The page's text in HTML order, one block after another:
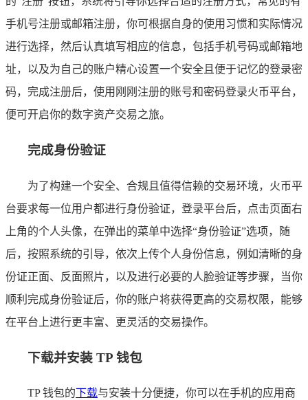
手机号注册或邮箱注册，你可根据自身的使用习惯和实际情况
进行选择，然后认真填写相应的信息，包括手机号码或邮箱地
址，以及为自己的账户精心设置一个安全且便于记忆的登录密
码，完成注册后，使用刚刚注册的账号和密码登录火币平台，
便可开启你的数字资产交易之旅。
完成身份验证
为了构建一个安全、合规且值得信赖的交易环境，火币平
台要求每一位用户都进行身份验证，登录平台后，点击页面右
上角的个人头像，在弹出的菜单中选择“身份验证”选项，随
后，按照系统的引导，依次上传个人身份信息，例如清晰的身
份证正面、反面照片，以及进行必要的人脸验证等步骤，当你
顺利完成身份验证后，你的账户将获得更高的交易权限，能够
在平台上进行更丰富、更灵活的交易操作。
下载并安装 TP 钱包
TP 钱包的下载与安装十分便捷，你可以在手机的应用商